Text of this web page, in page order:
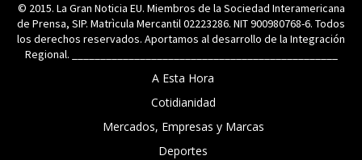
© 2015. La Gran Noticia EU. Miembros de la Sociedad Interamericana
de Prensa, SIP. Matrìcula Mercantil 02223286. NIT 900980768-6. Todos
los derechos reservados. Aportamos al desarrollo de la Integración
Regional. _______________________________________________
A Esta Hora
Cotidianidad
Mercados, Empresas y Marcas
Deportes